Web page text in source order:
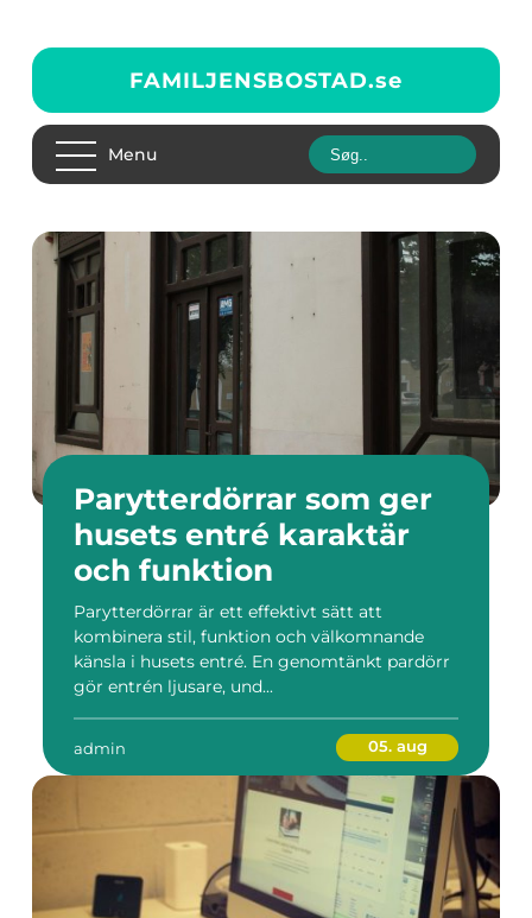
FAMILJENSBOSTAD.se
Menu
Parytterdörrar som ger
husets entré karaktär
och funktion
Parytterdörrar är ett effektivt sätt att
kombinera stil, funktion och välkomnande
känsla i husets entré. En genomtänkt pardörr
gör entrén ljusare, und...
admin 05. aug